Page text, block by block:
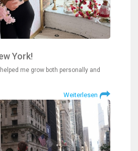
York!
me grow both personally and
Weiterlesen